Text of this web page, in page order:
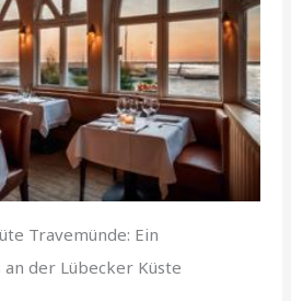
Travemünde: Ein
der Lübecker Küste